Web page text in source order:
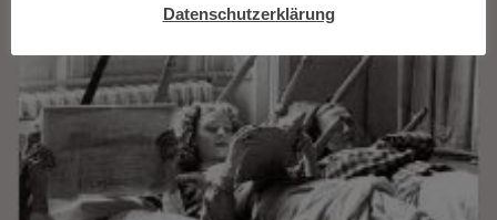
Datenschutzerklärung